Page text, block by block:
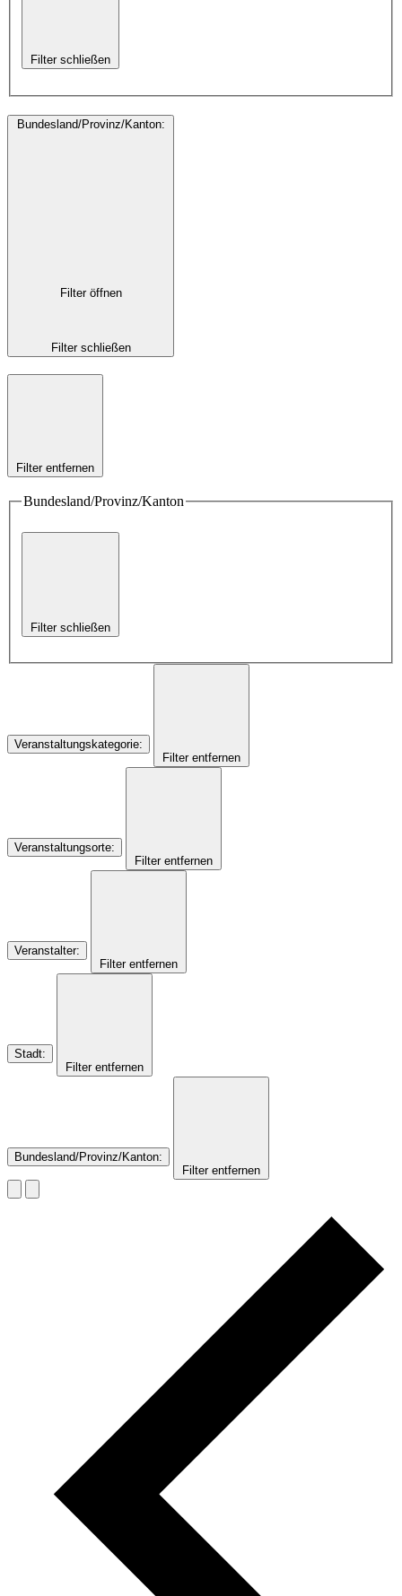
Filter schließen
Bundesland/Provinz/Kanton:
Filter öffnen
Filter schließen
Filter entfernen
Bundesland/Provinz/Kanton
Filter schließen
Veranstaltungskategorie:
Filter entfernen
Veranstaltungsorte:
Filter entfernen
Veranstalter:
Filter entfernen
Stadt:
Filter entfernen
Bundesland/Provinz/Kanton:
Filter entfernen